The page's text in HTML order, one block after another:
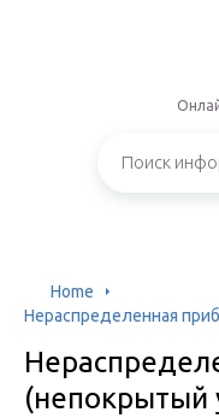
Home
Нераспределенная
(непокрытый